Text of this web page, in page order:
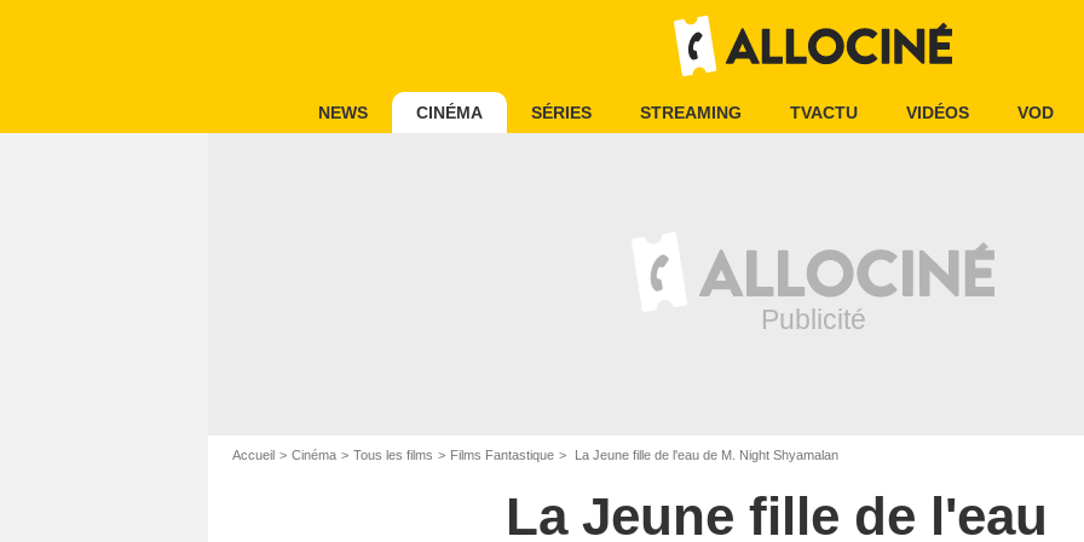
NEWS CINÉMA SÉRIES STREAMING TVACTU VIDÉOS VOD
Accueil Cinéma Tous les films Films Fantastique La Jeune fille de l'eau de M. Night Shyamalan
La Jeune fille de l'eau